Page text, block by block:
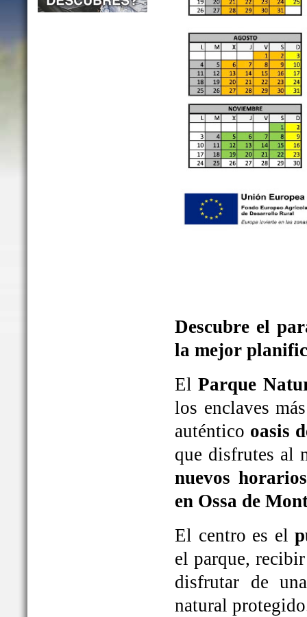
Descubre el
la mejor
ElParque
los enclaves
auténtico oasis
que disfrutes al
nuevos
en Ossa de
El centro es el
el parque,
disfrutar de
natural